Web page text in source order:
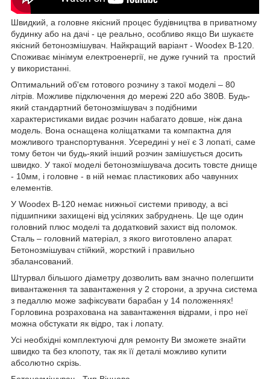
Швидкий, а головне якісний процес будівництва в приватному
будинку або на дачі - це реально, особливо якщо Ви шукаєте
якісний бетонозмішувач. Найкращий варіант - Woodex B-120.
Споживає мінімум електроенергії, не дуже гучний та простий
у використанні.
Оптимальний об'єм готового розчину з такої моделі – 80
літрів. Можливе підключення до мережі 220 або 380В. Будь-
який стандартний бетонозмішувач з подібними
характеристиками видає розчин набагато довше, ніж дана
модель. Вона оснащена коліщатками та компактна для
можливого транспортування. Усередині у неї є 3 лопаті, саме
тому бетон чи будь-який інший розчин замішується досить
швидко. У такої моделі бетонозмішувача досить товсте днище
- 10мм, і головне - в ній немає пластикових або чавунних
елементів.
У Woodex B-120 немає нижньої системи приводу, а всі
підшипники захищені від усіляких забруднень. Це ще один
головний плюс моделі та додатковий захист від поломок.
Сталь – головний матеріал, з якого виготовлено апарат.
Бетонозмішувач стійкий, жорсткий і правильно
збалансований.
Штурвал більшого діаметру дозволить вам значно полегшити
вивантаження та завантаження у 2 сторони, а зручна система
з педаллю може зафіксувати барабан у 14 положеннях!
Горловина розрахована на завантаження відрами, і про неї
можна обстукати як відро, так і лопату.
Усі необхідні комплектуючі для ремонту Ви зможете знайти
швидко та без клопоту, так як її деталі можливо купити
абсолютно скрізь.